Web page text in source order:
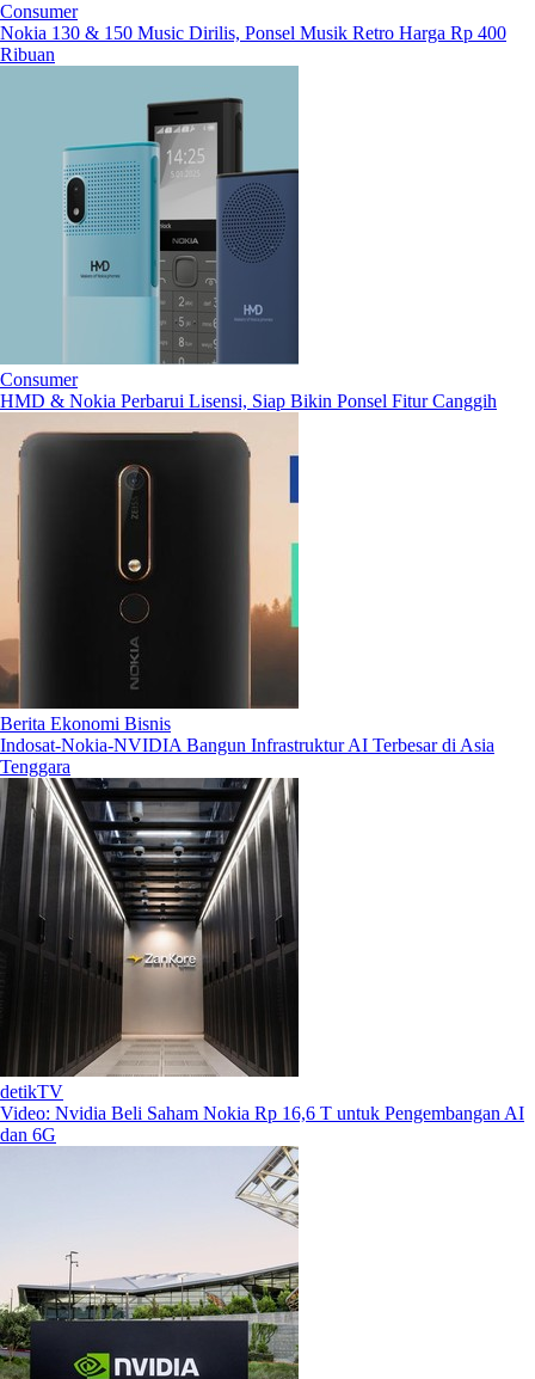
Consumer
Nokia 130 & 150 Music Dirilis, Ponsel Musik Retro Harga Rp 400
Ribuan
Consumer
HMD & Nokia Perbarui Lisensi, Siap Bikin Ponsel Fitur Canggih
Berita Ekonomi Bisnis
Indosat-Nokia-NVIDIA Bangun Infrastruktur AI Terbesar di Asia
Tenggara
detikTV
Video: Nvidia Beli Saham Nokia Rp 16,6 T untuk Pengembangan AI
dan 6G